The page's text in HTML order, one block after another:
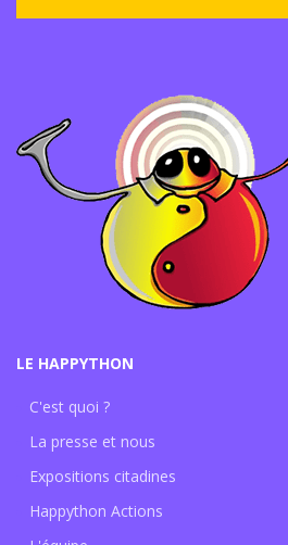
LE HAPPYTHON
C'est quoi ?
La presse et nous
Expositions citadines
Happython Actions